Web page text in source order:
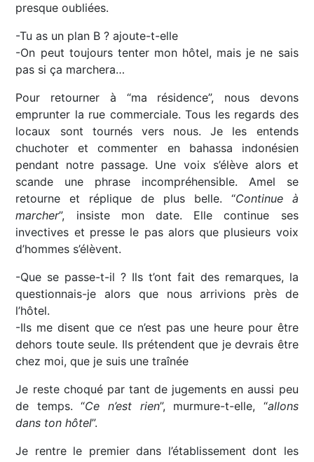
presque oubliées.
-Tu as un plan B ? ajoute-t-elle
-On peut toujours tenter mon hôtel, mais je ne sais
pas si ça marchera…
Pour retourner à “ma résidence”, nous devons
emprunter la rue commerciale. Tous les regards des
locaux sont tournés vers nous. Je les entends
chuchoter et commenter en bahassa indonésien
pendant notre passage. Une voix s’élève alors et
scande une phrase incompréhensible. Amel se
retourne et réplique de plus belle. “Continue à
marcher”, insiste mon date. Elle continue ses
invectives et presse le pas alors que plusieurs voix
d’hommes s’élèvent.
-Que se passe-t-il ? Ils t’ont fait des remarques, la
questionnais-je alors que nous arrivions près de
l’hôtel.
-Ils me disent que ce n’est pas une heure pour être
dehors toute seule. Ils prétendent que je devrais être
chez moi, que je suis une traînée
Je reste choqué par tant de jugements en aussi peu
de temps. “Ce n’est rien”, murmure-t-elle, “allons
dans ton hôtel”.
Je rentre le premier dans l’établissement dont les